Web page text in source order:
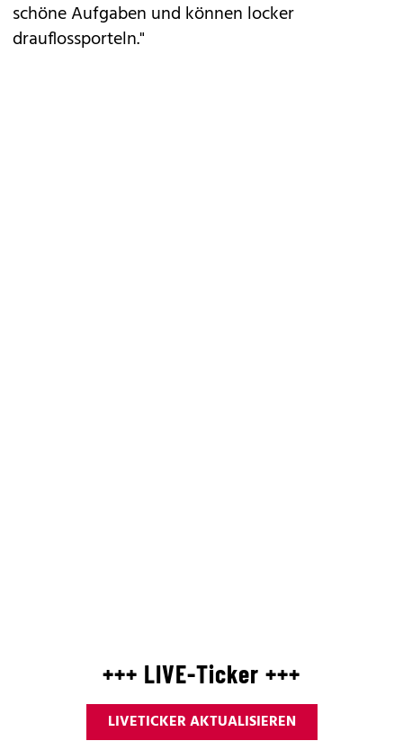
schöne Aufgaben und können locker
drauflossporteln."
+++ LIVE-Ticker +++
LIVETICKER AKTUALISIEREN